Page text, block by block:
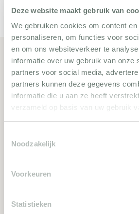
Deze website maakt gebruik van
We gebruiken cookies om content
personaliseren, om functies voor
en om ons websiteverkeer te
informatie over uw gebruik van onze
partners voor social media,
partners kunnen deze gegevens
informatie die u aan ze heeft
verzameld op basis van uw gebruik
Noodzakelijk
Voorkeuren
Statistieken
Ähnliche
641
Les Issambres 641